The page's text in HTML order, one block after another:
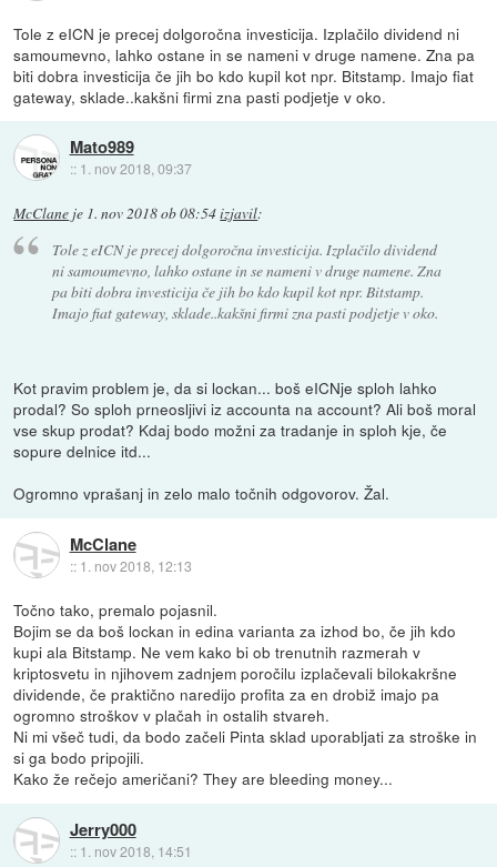
Tole z eICN je precej dolgoročna investicija. Izplačilo dividend ni
samoumevno, lahko ostane in se nameni v druge namene. Zna pa
biti dobra investicija če jih bo kdo kupil kot npr. Bitstamp. Imajo fiat
gateway, sklade..kakšni firmi zna pasti podjetje v oko.
Mato989
:: 1. nov 2018, 09:37
McClane je 1. nov 2018 ob 08:54izjavil:
Tole z eICN je precej dolgoročna investicija. Izplačilo dividend
ni samoumevno, lahko ostane in se nameni v druge namene. Zna
pa biti dobra investicija če jih bo kdo kupil kot npr. Bitstamp.
Imajo fiat gateway, sklade..kakšni firmi zna pasti podjetje v oko.
Kot pravim problem je, da si lockan... boš eICNje sploh lahko
prodal? So sploh prneosljivi iz accounta na account? Ali boš moral
vse skup prodat? Kdaj bodo možni za tradanje in sploh kje, če
sopure delnice itd...
Ogromno vprašanj in zelo malo točnih odgovorov. Žal.
McClane
:: 1. nov 2018, 12:13
Točno tako, premalo pojasnil.
Bojim se da boš lockan in edina varianta za izhod bo, če jih kdo
kupi ala Bitstamp. Ne vem kako bi ob trenutnih razmerah v
kriptosvetu in njihovem zadnjem poročilu izplačevali bilokakršne
dividende, če praktično naredijo profita za en drobiž imajo pa
ogromno stroškov v plačah in ostalih stvareh.
Ni mi všeč tudi, da bodo začeli Pinta sklad uporabljati za stroške in
si ga bodo pripojili.
Kako že rečejo američani? They are bleeding money...
Jerry000
:: 1. nov 2018, 14:51